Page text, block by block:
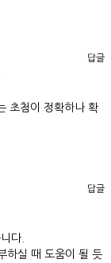
답글
초첨이 정확하나 확
답글
다.
하실 때 도움이 될 듯